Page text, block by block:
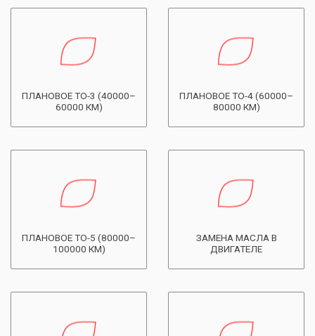
ПЛАНОВОЕ ТО-3 (40000–
60000 КМ)
ПЛАНОВОЕ ТО-4 (60000–
80000 КМ)
ПЛАНОВОЕ ТО-5 (80000–
100000 КМ)
ЗАМЕНА МАСЛА В
ДВИГАТЕЛЕ